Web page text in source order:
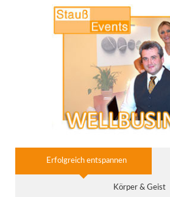
Erfolgreich entspannen
Körper & Geist